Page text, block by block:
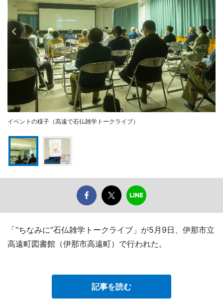
イベントの様子（高遠で石仏雑学トークライブ）
「“ちなみに”石仏雑学トークライブ」が5月9日、伊那市立
高遠町図書館（伊那市高遠町）で行われた。
記事を読む